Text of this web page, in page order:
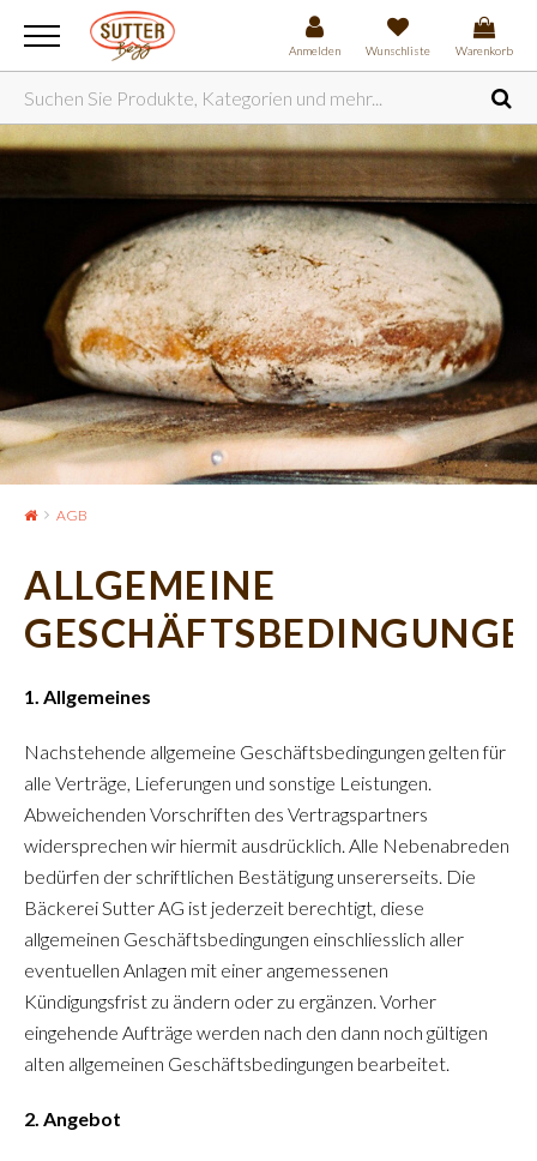
Anmelden Wunschliste Warenkorb
AGB
ALLGEMEINE
1. Allgemeines
Nachstehende allgemeine Geschäftsbedingungen gelten für
alle Verträge, Lieferungen und sonstige Leistungen.
Abweichenden Vorschriften des Vertragspartners
widersprechen wir hiermit ausdrücklich. Alle Nebenabreden
bedürfen der schriftlichen Bestätigung unsererseits. Die
Bäckerei Sutter AG ist jederzeit berechtigt, diese
allgemeinen Geschäftsbedingungen einschliesslich aller
eventuellen Anlagen mit einer angemessenen
Kündigungsfrist zu ändern oder zu ergänzen. Vorher
eingehende Aufträge werden nach den dann noch gültigen
alten allgemeinen Geschäftsbedingungen bearbeitet.
2. Angebot